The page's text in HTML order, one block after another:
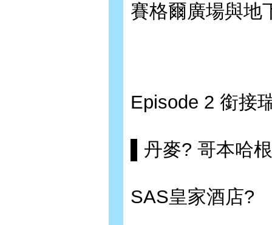
賽格爾廣場與地
Episode 2 銜接
▌丹麥? 哥本哈
SAS皇家酒店?